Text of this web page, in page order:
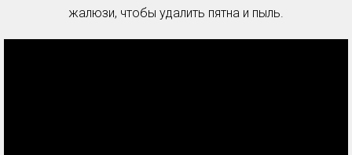
жалюзи, чтобы удалить пятна и пыль.